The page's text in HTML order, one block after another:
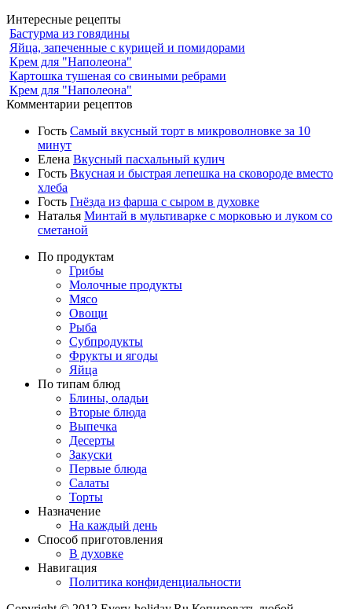
Интересные рецепты
Бастурма из говядины
Яйца, запеченные с курицей и помидорами
Крем для "Наполеона"
Картошка тушеная со свиными ребрами
Крем для "Наполеона"
Комментарии рецептов
Гость Самый вкусный торт в микроволновке за 10
минут
Елена Вкусный пасхальный кулич
Гость Вкусная и быстрая лепешка на сковороде вместо
хлеба
Гость Гнёзда из фарша с сыром в духовке
Наталья Минтай в мультиварке с морковью и луком со
сметаной
По продуктам
Грибы
Молочные продукты
Мясо
Овощи
Рыба
Субпродукты
Фрукты и ягоды
Яйца
По типам блюд
Блины, оладьи
Вторые блюда
Выпечка
Десерты
Закуски
Первые блюда
Салаты
Торты
Назначение
На каждый день
Способ приготовления
В духовке
Навигация
Политика конфиденциальности